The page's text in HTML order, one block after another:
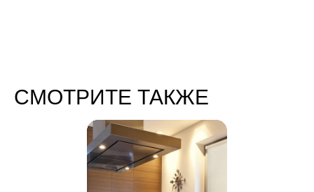
СМОТРИТЕ ТАКЖЕ